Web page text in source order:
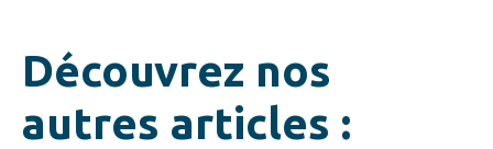
Découvrez nos
autres articles :